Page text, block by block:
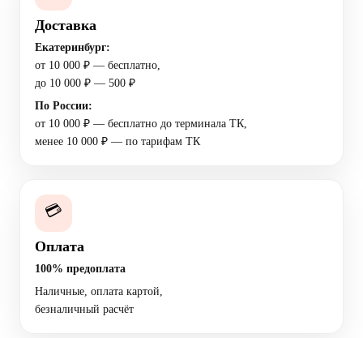
Доставка
Екатеринбург:
от 10 000 ₽ — бесплатно,
до 10 000 ₽ — 500 ₽
По России:
от 10 000 ₽ — бесплатно до терминала ТК,
менее 10 000 ₽ — по тарифам ТК
💳
Оплата
100% предоплата
Наличные, оплата картой,
безналичный расчёт